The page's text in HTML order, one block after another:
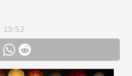
19:52